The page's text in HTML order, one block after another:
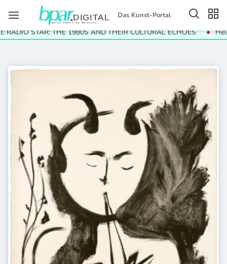
Das Kunst-Portal
STAR: THE 1980S AND THEIR CULTURAL ECHOES Helga